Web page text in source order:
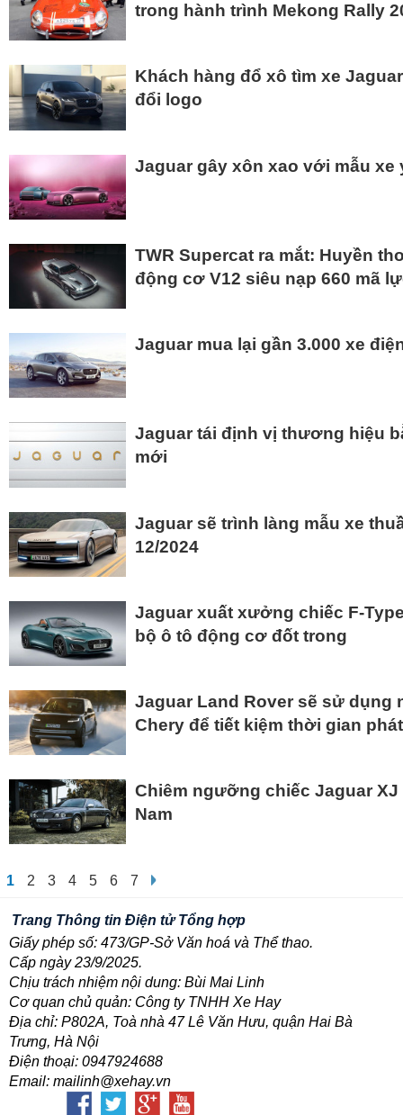
trong hành trình Mekong Rally
Khách hàng đổ xô tìm xe
đổi logo
Jaguar gây xôn xao với mẫu
TWR Supercat ra mắt: Huyền
động cơ V12 siêu nạp 660 mã
Jaguar mua lại gần 3.000 xe
Jaguar tái định vị thương hiệu
mới
Jaguar sẽ trình làng mẫu xe
12/2024
Jaguar xuất xưởng chiếc F-
bộ ô tô động cơ đốt trong
Jaguar Land Rover sẽ sử dụng
Chery để tiết kiệm thời gian
Chiêm ngưỡng chiếc Jaguar XJ
Nam
1 2 3 4 5 6 7
Trang Thông tin Điện tử Tổng hợp
Giấy phép số: 473/GP-Sở Văn hoá và Thể thao.
Cấp ngày 23/9/2025.
Chịu trách nhiệm nội dung: Bùi Mai Linh
Cơ quan chủ quản: Công ty TNHH Xe Hay
Địa chỉ: P802A, Toà nhà 47 Lê Văn Hưu, quận Hai Bà
Trưng, Hà Nội
Điện thoại: 0947924688
Email: mailinh@xehay.vn